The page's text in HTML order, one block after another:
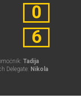
0
6
Tadija
Delegate: Nikola